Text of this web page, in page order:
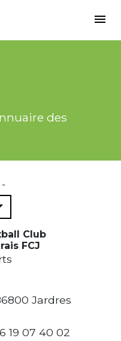
menu
des
Club
FCJ
Jardres
19 07 40 02